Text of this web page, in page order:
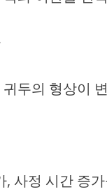
두의 형상이
, 사정 시간 증